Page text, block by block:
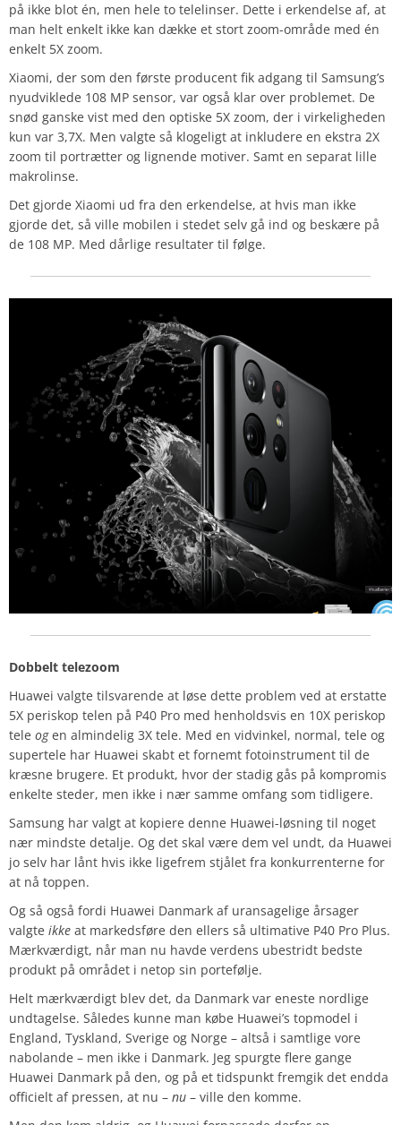
på ikke blot én, men hele to telelinser. Dette i erkendelse af, at
man helt enkelt ikke kan dække et stort zoom-område med én
enkelt 5X zoom.
Xiaomi, der som den første producent fik adgang til Samsung’s
nyudviklede 108 MP sensor, var også klar over problemet. De
snød ganske vist med den optiske 5X zoom, der i virkeligheden
kun var 3,7X. Men valgte så klogeligt at inkludere en ekstra 2X
zoom til portrætter og lignende motiver. Samt en separat lille
makrolinse.
Det gjorde Xiaomi ud fra den erkendelse, at hvis man ikke
gjorde det, så ville mobilen i stedet selv gå ind og beskære på
de 108 MP. Med dårlige resultater til følge.
Dobbelt telezoom
Huawei valgte tilsvarende at løse dette problem ved at erstatte
5X periskop telen på P40 Pro med henholdsvis en 10X periskop
tele ogen almindelig 3X tele. Med en vidvinkel, normal, tele og
supertele har Huawei skabt et fornemt fotoinstrument til de
kræsne brugere. Et produkt, hvor der stadig gås på kompromis
enkelte steder, men ikke i nær samme omfang som tidligere.
Samsung har valgt at kopiere denne Huawei-løsning til noget
nær mindste detalje. Og det skal være dem vel undt, da Huawei
jo selv har lånt hvis ikke ligefrem stjålet fra konkurrenterne for
at nå toppen.
Og så også fordi Huawei Danmark af uransagelige årsager
valgte ikke at markedsføre den ellers så ultimative P40 Pro Plus.
Mærkværdigt, når man nu havde verdens ubestridt bedste
produkt på området i netop sin portefølje.
Helt mærkværdigt blev det, da Danmark var eneste nordlige
undtagelse. Således kunne man købe Huawei’s topmodel i
England, Tyskland, Sverige og Norge – altså i samtlige vore
nabolande – men ikke i Danmark. Jeg spurgte flere gange
Huawei Danmark på den, og på et tidspunkt fremgik det endda
officielt af pressen, at nu – nu – ville den komme.